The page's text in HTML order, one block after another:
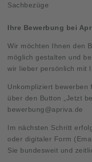
Sachbezüge
Ihre Bewerbung bei
Wir möchten Ihnen den
möglich gestalten und
wir lieber persönlich mit
Unkompliziert bewerben
über den Button „Jetzt
bewerbung@apriva.de
Im nächsten Schritt
oder digitaler Form
Sie bundesweit und